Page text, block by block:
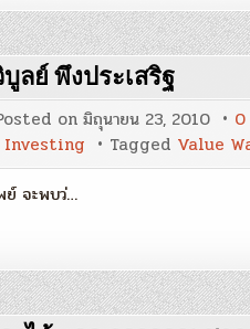
ลย์ พึงประเสริฐ
on มิถุนายน 23, 2010 0
Investing Tagged Value
ย์ จะพบว่…